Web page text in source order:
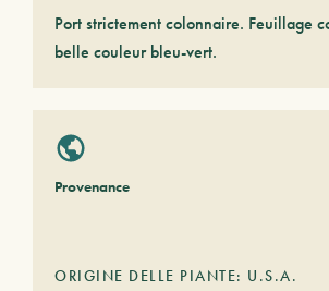
Port strictement colonnaire. Feuillage
belle couleur bleu-vert.
Provenance
ORIGINE DELLE PIANTE: U.S.A.